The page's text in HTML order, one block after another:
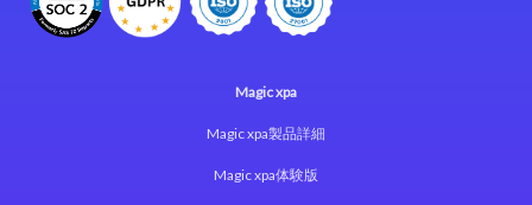
Magic xpa
Magic xpa製品詳細
Magic xpa体験版